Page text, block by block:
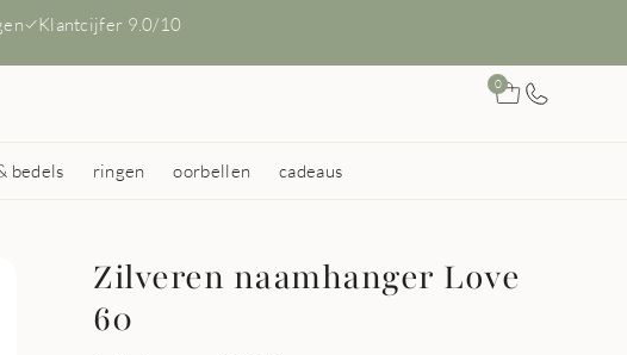
Klantcijfer 9.0/10
0
bedels ringen oorbellen cadeaus
Zilveren naamhanger Love
60